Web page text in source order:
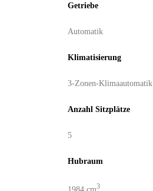
Getriebe
Automatik
Klimatisierung
3-Zonen-Klimaautomatik
Anzahl Sitzplätze
5
Hubraum
1984 cm3